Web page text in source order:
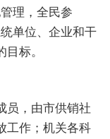
理，全民参
单位、企业和干
标。
，由市供销社
工作；机关各科